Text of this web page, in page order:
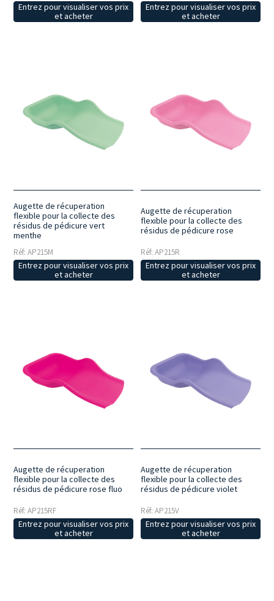
Entrez pour visualiser vos prix
et acheter
Entrez pour visualiser vos prix
et acheter
Augette de récuperation
flexible pour la collecte des
résidus de pédicure vert
menthe
Réf: AP215M
Entrez pour visualiser vos prix
et acheter
Augette de récuperation
flexible pour la collecte des
résidus de pédicure rose
Réf: AP215R
Entrez pour visualiser vos prix
et acheter
Augette de récuperation
flexible pour la collecte des
résidus de pédicure rose fluo
Réf: AP215RF
Entrez pour visualiser vos prix
et acheter
Augette de récuperation
flexible pour la collecte des
résidus de pédicure violet
Réf: AP215V
Entrez pour visualiser vos prix
et acheter